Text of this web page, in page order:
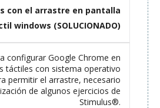
con el arrastre en pantalla
windows (SOLUCIONADO)
configurar Google Chrome en
táctiles con sistema operativo
permitir el arrastre, necesario
de algunos ejercicios de
Stimulus®.